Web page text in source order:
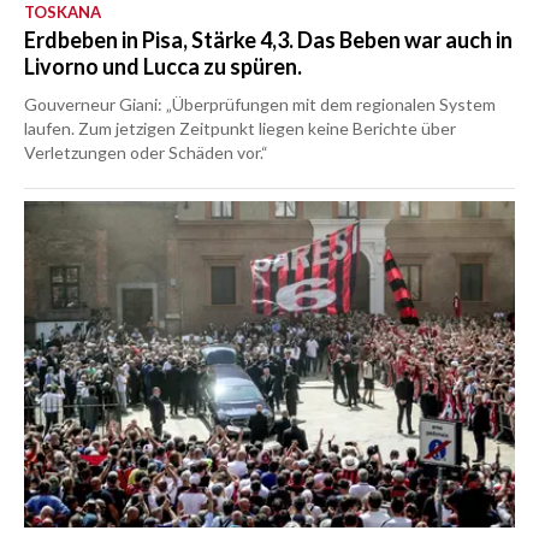
TOSKANA
Erdbeben in Pisa, Stärke 4,3. Das Beben war auch in
Livorno und Lucca zu spüren.
Gouverneur Giani: „Überprüfungen mit dem regionalen System
laufen. Zum jetzigen Zeitpunkt liegen keine Berichte über
Verletzungen oder Schäden vor.“